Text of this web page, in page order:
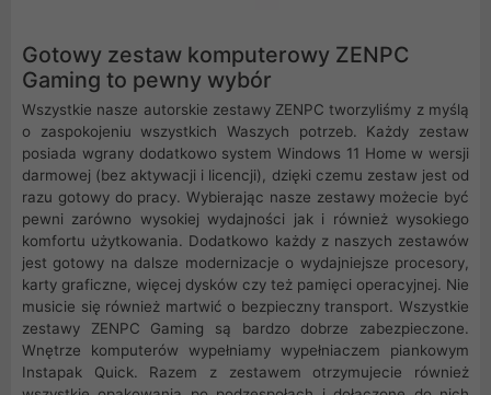
Gotowy zestaw komputerowy ZENPC
Gaming to pewny wybór
Wszystkie nasze autorskie zestawy ZENPC tworzyliśmy z myślą
o zaspokojeniu wszystkich Waszych potrzeb. Każdy zestaw
posiada wgrany dodatkowo system Windows 11 Home w wersji
darmowej (bez aktywacji i licencji), dzięki czemu zestaw jest od
razu gotowy do pracy. Wybierając nasze zestawy możecie być
pewni zarówno wysokiej wydajności jak i również wysokiego
komfortu użytkowania. Dodatkowo każdy z naszych zestawów
jest gotowy na dalsze modernizacje o wydajniejsze procesory,
karty graficzne, więcej dysków czy też pamięci operacyjnej. Nie
musicie się również martwić o bezpieczny transport. Wszystkie
zestawy ZENPC Gaming są bardzo dobrze zabezpieczone.
Wnętrze komputerów wypełniamy wypełniaczem piankowym
Instapak Quick. Razem z zestawem otrzymujecie również